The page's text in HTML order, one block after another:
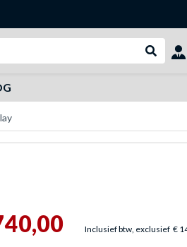
Inclusief btw, exclusief €